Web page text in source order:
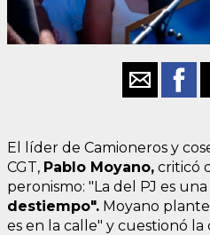
El líder de Camioneros y
CGT, Pablo Moyano, criticó
peronismo: "La del PJ es
destiempo". Moyano
es en la calle" y cuestionó